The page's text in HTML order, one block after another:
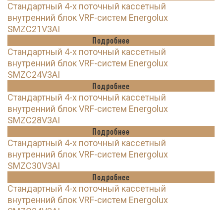
Стандартный 4-х поточный кассетный
внутренний блок VRF-систем Energolux
SMZC21V3AI
Подробнее
Стандартный 4-х поточный кассетный
внутренний блок VRF-систем Energolux
SMZC24V3AI
Подробнее
Стандартный 4-х поточный кассетный
внутренний блок VRF-систем Energolux
SMZC28V3AI
Подробнее
Стандартный 4-х поточный кассетный
внутренний блок VRF-систем Energolux
SMZC30V3AI
Подробнее
Стандартный 4-х поточный кассетный
внутренний блок VRF-систем Energolux